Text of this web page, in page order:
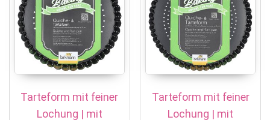
Tarteform mit feiner
Lochung | mit
Tarteform mit feiner
Lochung | mit